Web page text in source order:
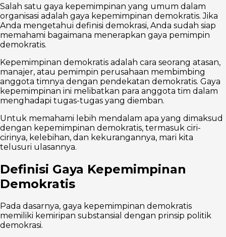
Salah satu gaya kepemimpinan yang umum dalam
organisasi adalah gaya kepemimpinan demokratis. Jika
Anda mengetahui definisi demokrasi, Anda sudah siap
memahami bagaimana menerapkan gaya pemimpin
demokratis.
Kepemimpinan demokratis adalah cara seorang atasan,
manajer, atau pemimpin perusahaan membimbing
anggota timnya dengan pendekatan demokratis. Gaya
kepemimpinan ini melibatkan para anggota tim dalam
menghadapi tugas-tugas yang diemban.
Untuk memahami lebih mendalam apa yang dimaksud
dengan kepemimpinan demokratis, termasuk ciri-
cirinya, kelebihan, dan kekurangannya, mari kita
telusuri ulasannya.
Definisi Gaya Kepemimpinan
Demokratis
Pada dasarnya, gaya kepemimpinan demokratis
memiliki kemiripan substansial dengan prinsip politik
demokrasi.